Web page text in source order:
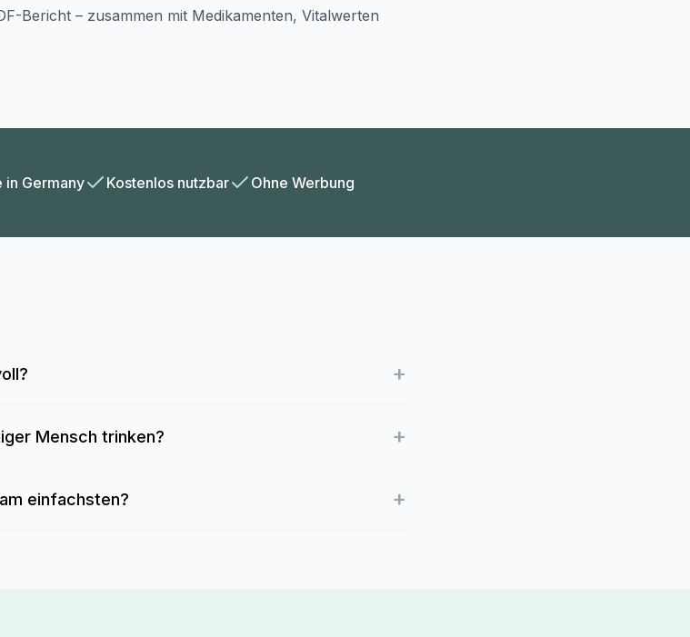
Bericht – zusammen mit Medikamenten, Vitalwerten
in Germany Kostenlos nutzbar Ohne Werbung
Mensch trinken?
einfachsten?